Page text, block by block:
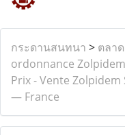
กระดานสนทนา > ตลา
ordonnance
Prix - Vente
— France